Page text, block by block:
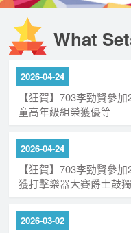
What
2026-04-24
【狂賀】703李勁賢參
童高年級組榮獲優等
2026-04-24
【狂賀】703李勁賢參
獲打擊樂器大賽爵士鼓
2026-03-02